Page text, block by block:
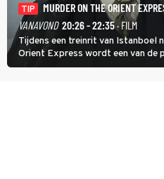
TIP
MURDER ON THE ORIENT
VANAVOND 20:26 - 22:35· FILM
Tijdens een treinrit van Istanboel
Orient Express wordt een van de
detective Hercule Poirot en zijn